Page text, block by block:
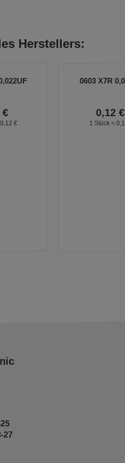
Herstellers:
€
0, 12 €
0603 X7R
0,12 €
1 Stück = 0,
27